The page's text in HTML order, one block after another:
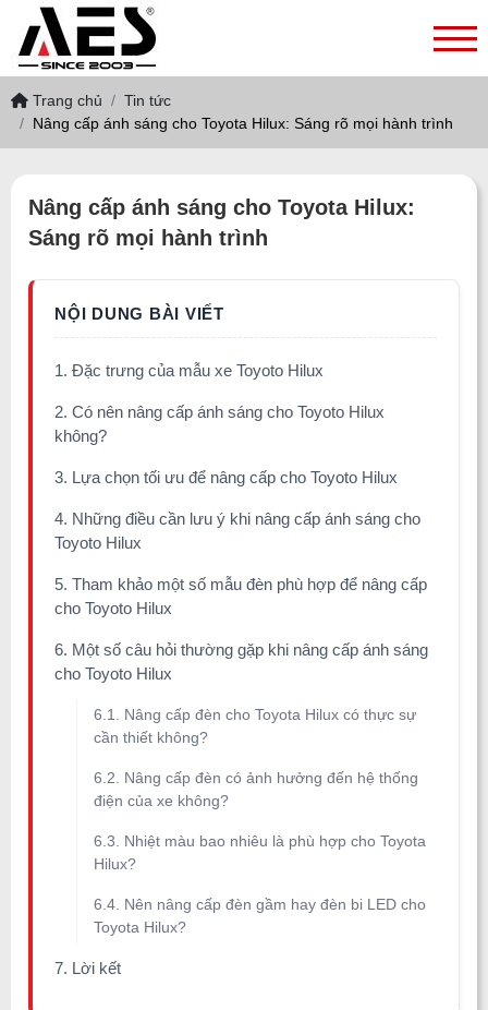
Trang chủ
Tin tức
Nâng cấp ánh sáng cho Toyota Hilux: Sáng rõ mọi hành trình
Nâng cấp ánh sáng cho Toyota Hilux:
Sáng rõ mọi hành trình
1. Đặc trưng của mẫu xe Toyoto Hilux
2. Có nên nâng cấp ánh sáng cho Toyoto Hilux
không?
3. Lựa chọn tối ưu để nâng cấp cho Toyoto Hilux
4. Những điều cần lưu ý khi nâng cấp ánh sáng cho
Toyoto Hilux
5. Tham khảo một số mẫu đèn phù hợp để nâng cấp
cho Toyoto Hilux
6. Một số câu hỏi thường gặp khi nâng cấp ánh sáng
cho Toyoto Hilux
6.1. Nâng cấp đèn cho Toyota Hilux có thực sự
cần thiết không?
6.2. Nâng cấp đèn có ảnh hưởng đến hệ thống
điện của xe không?
6.3. Nhiệt màu bao nhiêu là phù hợp cho Toyota
Hilux?
6.4. Nên nâng cấp đèn gầm hay đèn bi LED cho
Toyota Hilux?
7. Lời kết